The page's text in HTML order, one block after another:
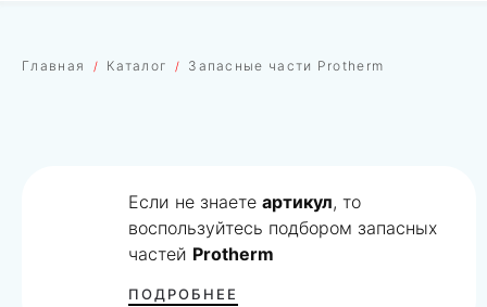
Главная Каталог Запасные части Protherm
Если не знаетеартикул, то
воспользуйтесь подбором запасных
частей Protherm
ПОДРОБНЕЕ